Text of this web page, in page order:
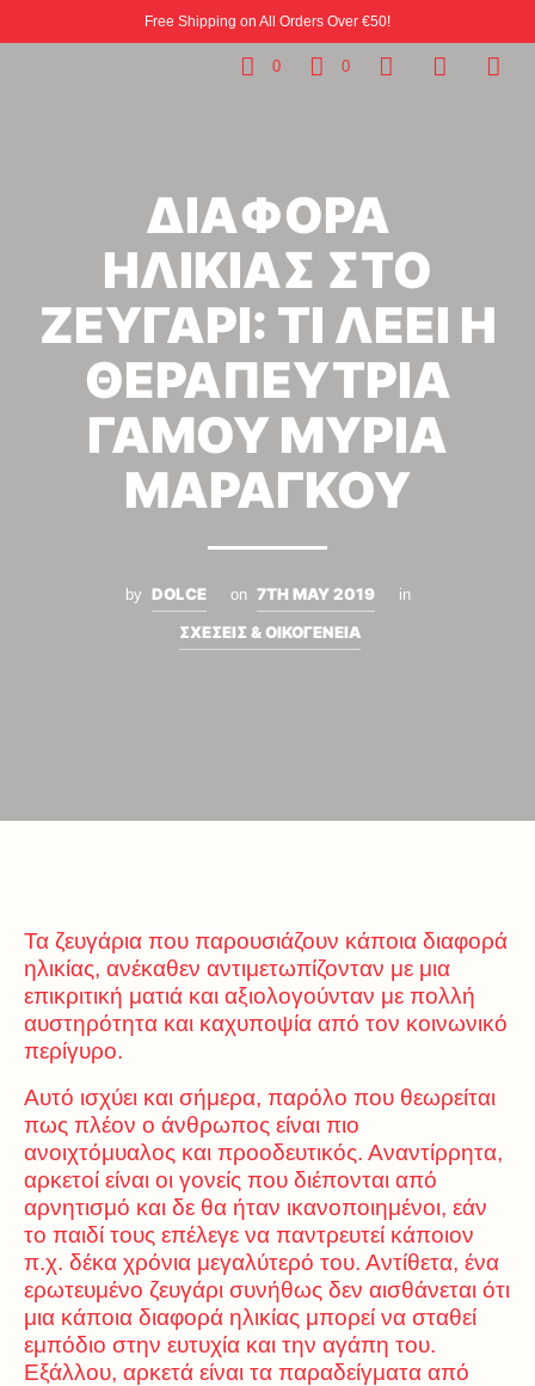
Free Shipping on All Orders Over €50!
0 0
ΔΙΑΦΟΡΑ
ΗΛΙΚΙΑΣ ΣΤΟ
ΖΕΥΓΑΡΙ: ΤΙ ΛΕΕΙ Η
ΘΕΡΑΠΕΥΤΡΙΑ
ΓΑΜΟΥ ΜΥΡΙΑ
ΜΑΡΑΓΚΟΥ
by DOLCE on 7TH MAY 2019 in
ΣΧΕΣΕΙΣ & ΟΙΚΟΓΕΝΕΙΑ
Τα ζευγάρια που παρουσιάζουν κάποια διαφορά
ηλικίας, ανέκαθεν αντιμετωπίζονταν με μια
επικριτική ματιά και αξιολογούνταν με πολλή
αυστηρότητα και καχυποψία από τον κοινωνικό
περίγυρο.
Αυτό ισχύει και σήμερα, παρόλο που θεωρείται
πως πλέον ο άνθρωπος είναι πιο
ανοιχτόμυαλος και προοδευτικός. Αναντίρρητα,
αρκετοί είναι οι γονείς που διέπονται από
αρνητισμό και δε θα ήταν ικανοποιημένοι, εάν
το παιδί τους επέλεγε να παντρευτεί κάποιον
π.χ. δέκα χρόνια μεγαλύτερό του. Αντίθετα, ένα
ερωτευμένο ζευγάρι συνήθως δεν αισθάνεται ότι
μια κάποια διαφορά ηλικίας μπορεί να σταθεί
εμπόδιο στην ευτυχία και την αγάπη του.
Εξάλλου, αρκετά είναι τα παραδείγματα από